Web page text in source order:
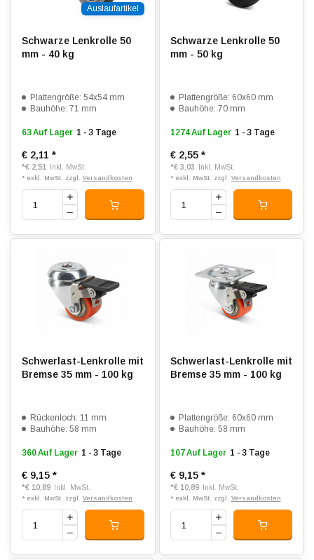
Auslaufartikel
Schwarze Lenkrolle 50
mm - 40 kg
Plattengröße: 54x54 mm
Bauhöhe: 71 mm
63 Auf Lager 1 - 3 Tage
€ 2,11 *
*€ 2,51 Inkl. MwSt.
* exkl. MwSt. zzgl. Versandkosten
Schwarze Lenkrolle 50
mm - 50 kg
Plattengröße: 60x60 mm
Bauhöhe: 70 mm
1274 Auf Lager 1 - 3 Tage
€ 2,55 *
*€ 3,03 Inkl. MwSt.
* exkl. MwSt. zzgl. Versandkosten
Schwerlast-Lenkrolle mit
Bremse 35 mm - 100 kg
Rückenloch: 11 mm
Bauhöhe: 58 mm
360 Auf Lager 1 - 3 Tage
€ 9,15 *
*€ 10,89 Inkl. MwSt.
* exkl. MwSt. zzgl. Versandkosten
Schwerlast-Lenkrolle mit
Bremse 35 mm - 100 kg
Plattengröße: 60x60 mm
Bauhöhe: 58 mm
107 Auf Lager 1 - 3 Tage
€ 9,15 *
*€ 10,89 Inkl. MwSt.
* exkl. MwSt. zzgl. Versandkosten